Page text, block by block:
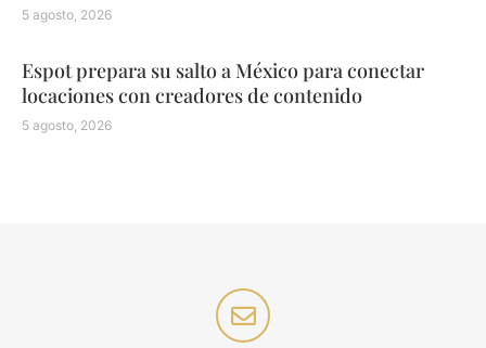
5 agosto, 2026
Espot prepara su salto a México para conectar
locaciones con creadores de contenido
5 agosto, 2026